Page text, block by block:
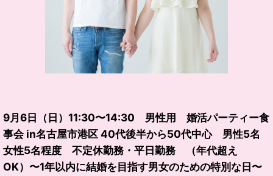
9月6日（日）11:30〜14:30 男性用 婚活パーティー食
事会 in名古屋市港区 40代後半から50代中心 男性5名
女性5名程度 不定休勤務・平日勤務 （年代超え
OK）〜1年以内に結婚を目指す男女のための特別な日〜